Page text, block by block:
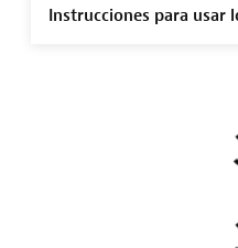
Instrucciones para usar